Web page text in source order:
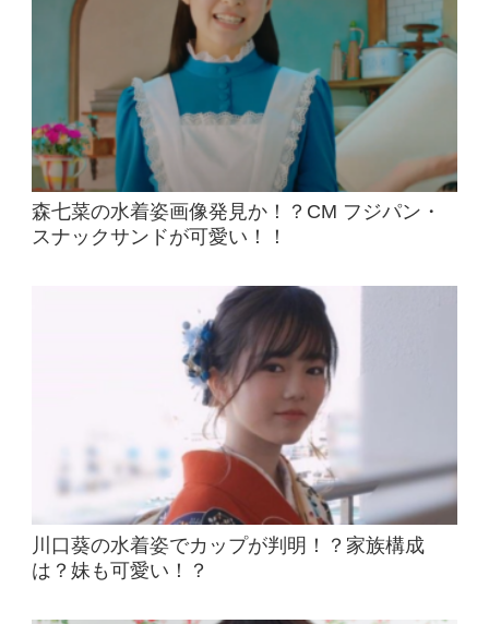
森七菜の水着姿画像発見か！？CM フジパン・
スナックサンドが可愛い！！
川口葵の水着姿でカップが判明！？家族構成
は？妹も可愛い！？